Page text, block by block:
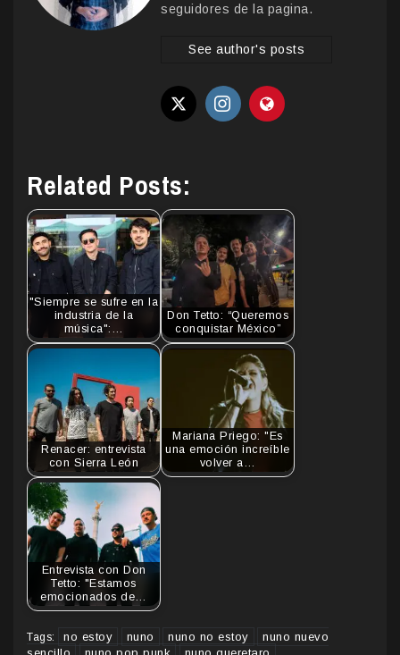
seguidores de la pagina.
See author's posts
Related Posts:
"Siempre se sufre en la
industria de la
música":…
Don Tetto: “Queremos
conquistar México”
Renacer: entrevista
con Sierra León
Mariana Priego: "Es
una emoción increíble
volver a…
Entrevista con Don
Tetto: "Estamos
emocionados de…
Tags: no estoy nuno nuno no estoy
nuno nuevo